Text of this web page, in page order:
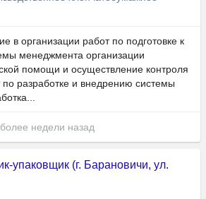
в организации работ по подготовке к
менеджмента организации
помощи и осуществление контроля
разработке и внедрению системы
недели назад
упаковщик (г. Барановичи, ул.